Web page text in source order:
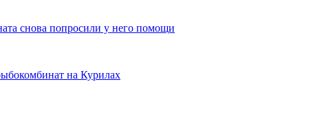
снова попросили у него помощи
на Курилах